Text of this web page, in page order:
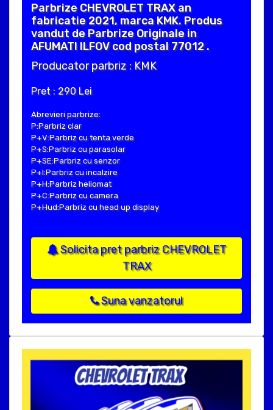
Parbrize CHEVROLET TRAX an
fabricatie 2021, marca KMK. Produs
vandut de Parbrize Originale in
AFUMATI ILFOV cod postal 77012 .
Producator parbriz : KMK
Pret : 290 Lei
Abrevieri parbrize:
P:Parbriz clar
P+V:Parbriz cu tenta verde
P+S:Parbriz cu parasolar
P+SE:Parbriz cu senzor
P+I:Parbriz cu incalzire
P+H:Parbriz heliomat
P+C:Parbriz cu camera
P+Hud:Parbriz cu head up display
Solicita pret parbriz CHEVROLET
TRAX
Suna vanzatorul